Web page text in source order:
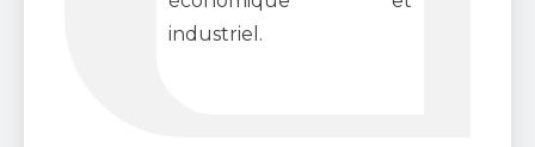
industriel.